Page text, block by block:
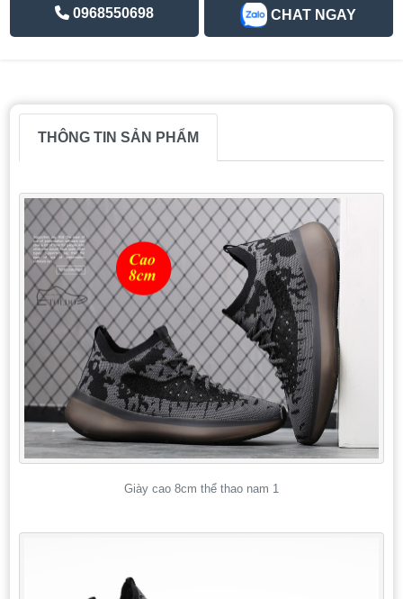
0968550698 CHAT NGAY
THÔNG TIN SẢN PHẨM
Giày cao 8cm thể thao nam 1